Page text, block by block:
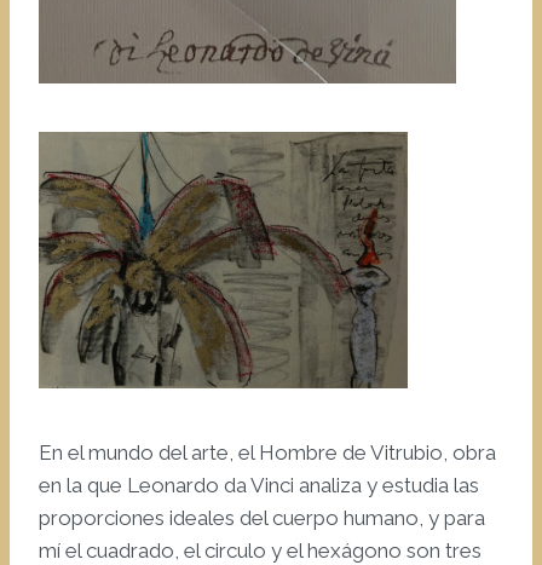
En el mundo del arte, el Hombre de Vitrubio, obra
en la que Leonardo da Vinci analiza y estudia las
proporciones ideales del cuerpo humano, y para
mí el cuadrado, el circulo y el hexágono son tres